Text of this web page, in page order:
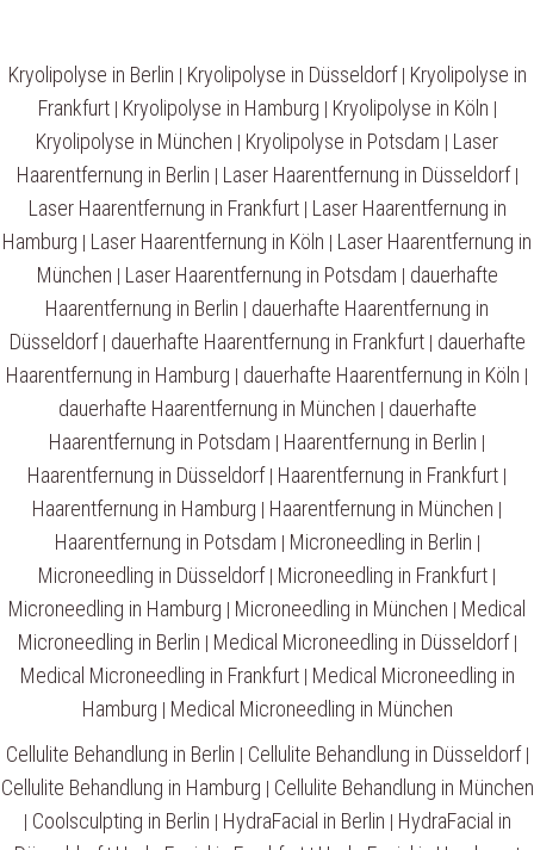
Kryolipolyse in Berlin | Kryolipolyse in Düsseldorf| Kryolipolyse in
Frankfurt| Kryolipolyse in Hamburg | Kryolipolyse in Köln |
Kryolipolyse in München | Kryolipolyse in Potsdam | Laser
Haarentfernung in Berlin | Laser Haarentfernung in Düsseldorf|
Laser Haarentfernung in Frankfurt| Laser Haarentfernung in
Hamburg | Laser Haarentfernung in Köln | Laser Haarentfernung in
München | Laser Haarentfernung in Potsdam | dauerhafte
Haarentfernung in Berlin | dauerhafte Haarentfernung in
Düsseldorf| dauerhafte Haarentfernung in Frankfurt| dauerhafte
Haarentfernung in Hamburg | dauerhafte Haarentfernung in Köln |
dauerhafte Haarentfernung in München | dauerhafte
Haarentfernung in Potsdam | Haarentfernung in Berlin |
Haarentfernung in Düsseldorf | Haarentfernung in Frankfurt |
Haarentfernung in Hamburg | Haarentfernung in München |
Haarentfernung in Potsdam | Microneedling in Berlin |
Microneedling in Düsseldorf | Microneedling in Frankfurt |
Microneedling in Hamburg | Microneedling in München | Medical
Microneedling in Berlin | Medical Microneedling in Düsseldorf|
Medical Microneedling in Frankfurt| Medical Microneedling in
Hamburg | Medical Microneedling in München
Cellulite Behandlung in Berlin | Cellulite Behandlung in Düsseldorf|
Cellulite Behandlung in Hamburg | Cellulite Behandlung in München
| Coolsculpting in Berlin | HydraFacial in Berlin | HydraFacial in